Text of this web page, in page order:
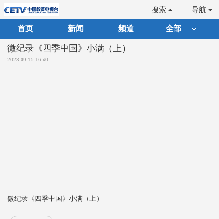
导航
搜索
首页 新闻 频道 全部
微纪录《四季中国》小满（上）
2023-09-15 16:40
微纪录《四季中国》小满（上）